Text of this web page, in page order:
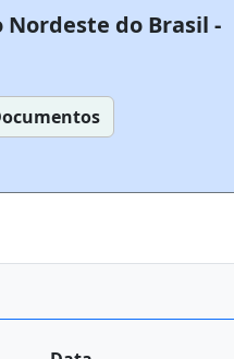
Nordeste do Brasil -